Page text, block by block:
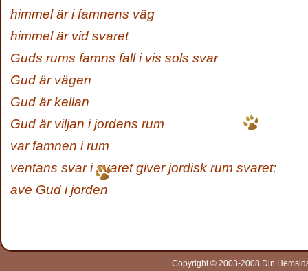
himmel är i famnens väg
himmel är vid svaret
Guds rums famns fall i vis sols svar
Gud är vägen
Gud är kellan
Gud är viljan i jordens rum
var famnen i rum
ventans svar i svaret giver jordisk rum svaret:
ave Gud i jorden
Copyright © 2003-2008 Din